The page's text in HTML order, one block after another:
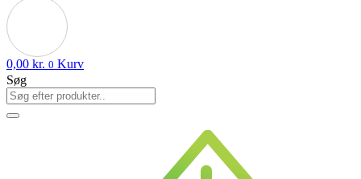
0,00 kr. 0 Kurv
Søg